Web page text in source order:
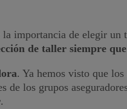
la importancia de elegir
de taller siempre que
. Ya hemos visto que
de los grupos
.